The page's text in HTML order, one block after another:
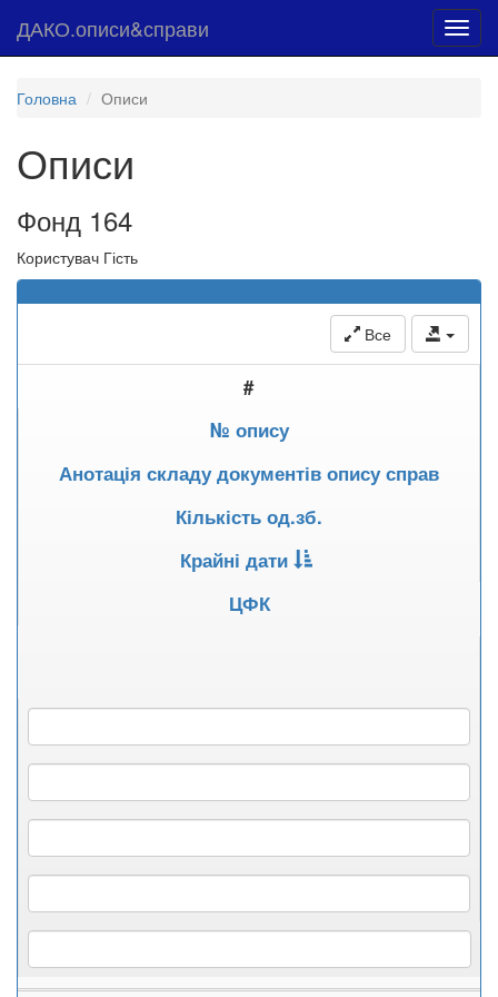
ДАКО.описи&справи
Головна Описи
Описи
Фонд 164
Користувач Гість
Все
#
№ опису
Анотація складу документів опису справ
Кількість од.зб.
Крайні дати
ЦФК